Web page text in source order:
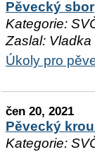
Pěvecký sbor
Kategorie:
Zaslal: Vladka
Úkoly pro
čen 20, 2021
Pěvecký
Kategorie: